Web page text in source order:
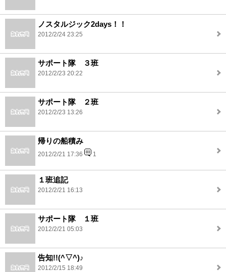
ノスタルジック2days！！
2012/2/24 23:25
サポート隊 ３班
2012/2/23 20:22
サポート隊 ２班
2012/2/23 13:26
帰りの船積み
2012/2/21 17:36 1
１班追記
2012/2/21 16:13
サポート隊 １班
2012/2/21 05:03
告知!!(^▽^)♪
2012/2/15 18:49